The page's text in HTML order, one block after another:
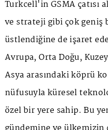
Turkcell'in GSMA
ve strateji gibi çok geniş
üstlendiğine de işaret
Avrupa, Orta Doğu,
Asya arasındaki köprü
nüfusuyla küresel
özel bir yere sahip. Bu